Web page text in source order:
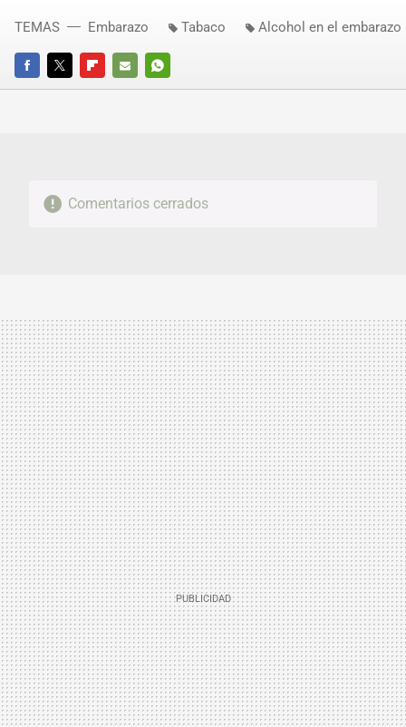
FACEBOOKTWITTERFLIPBOARD
E-
WHATSAPP
TEMAS Embarazo Tabaco Alcohol en el embarazo
Comentarios cerrados